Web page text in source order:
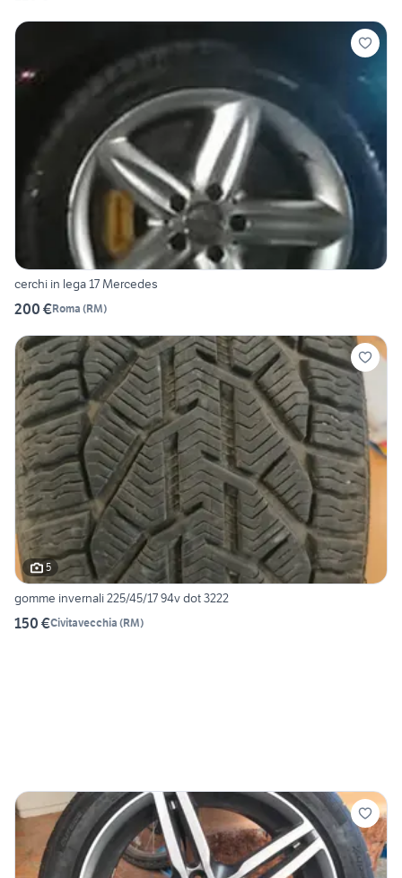
cerchi in lega 17 Mercedes
200 €Roma (RM)
5
gomme invernali 225/45/17 94v dot 3222
150 €Civitavecchia (RM)